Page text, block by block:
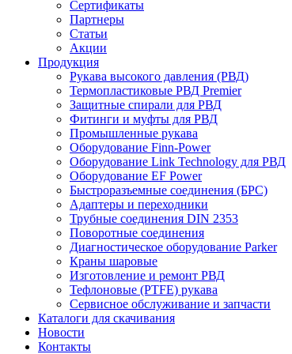
Сертификаты
Партнеры
Статьи
Акции
Продукция
Рукава высокого давления (РВД)
Термопластиковые РВД Premier
Защитные спирали для РВД
Фитинги и муфты для РВД
Промышленные рукава
Оборудование Finn-Power
Оборудование Link Technology для РВД
Оборудование EF Power
Быстроразъемные соединения (БРС)
Адаптеры и переходники
Трубные соединения DIN 2353
Поворотные соединения
Диагностическое оборудование Parker
Краны шаровые
Изготовление и ремонт РВД
Тефлоновые (PTFE) рукава
Сервисное обслуживание и запчасти
Каталоги для скачивания
Новости
Контакты